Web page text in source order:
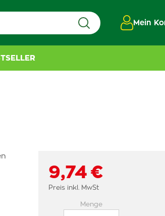
Mein
9,74 €
Preis inkl. MwSt
Menge